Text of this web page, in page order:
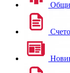
Общи